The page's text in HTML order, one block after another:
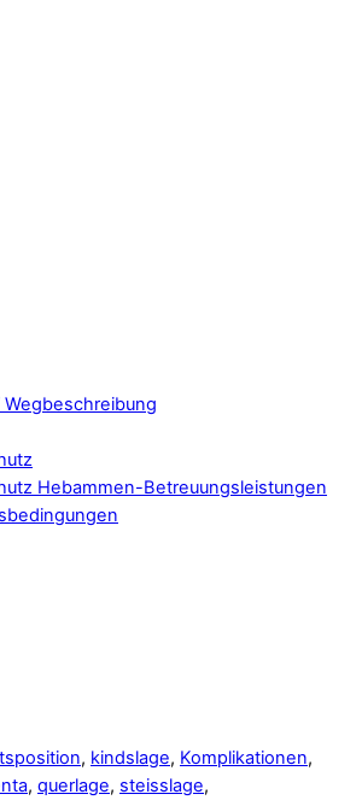
Hebammen-Betreuungsleistungen
, kindslage, Komplikationen,
, querlage, steisslage,